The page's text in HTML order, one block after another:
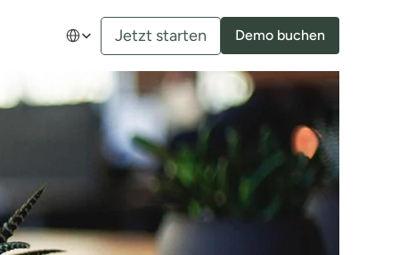
Select Language
Jetzt starten Demo buchen